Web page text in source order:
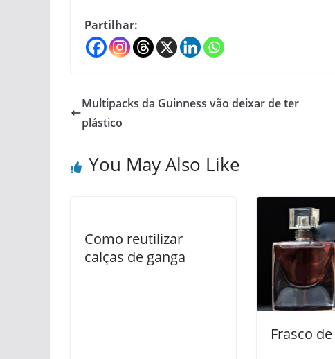
Partilhar:
Multipacks da Guinness vão deixar de ter
plástico
You May Also Like
Como reutilizar
calças de ganga
Frasco